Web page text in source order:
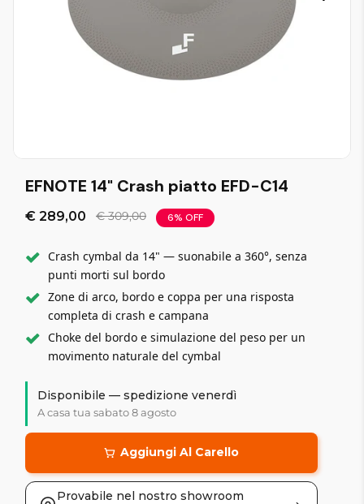
EFNOTE 14" Crash piatto EFD-C14
€ 289,00 € 309,00 6% OFF
Crash cymbal da 14" — suonabile a 360°, senza
punti morti sul bordo
Zone di arco, bordo e coppa per una risposta
completa di crash e campana
Choke del bordo e simulazione del peso per un
movimento naturale del cymbal
Disponibile — spedizione venerdì
A casa tua sabato 8 agosto
Aggiungi Al Carello
Provabile nel nostro showroom